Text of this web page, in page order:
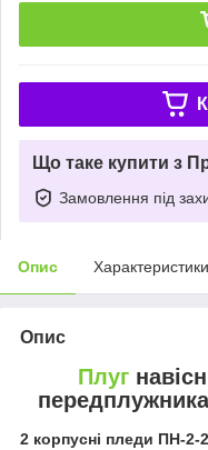
Що таке купити з
Замовлення під
Опис Характеристики
Опис
Плуг
2 корпусні пледи ПН-2-